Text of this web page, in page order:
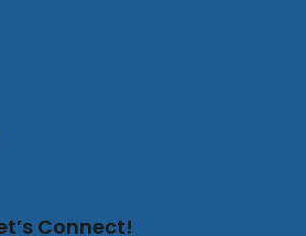
Connect!